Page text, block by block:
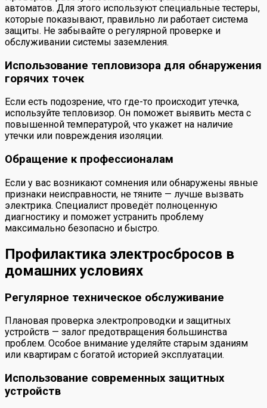
автоматов. Для этого используют специальные тестеры,
которые показывают, правильно ли работает система
защиты. Не забывайте о регулярной проверке и
обслуживании системы заземления.
Использование тепловизора для обнаружения
горячих точек
Если есть подозрение, что где-то происходит утечка,
используйте тепловизор. Он поможет выявить места с
повышенной температурой, что укажет на наличие
утечки или повреждения изоляции.
Обращение к профессионалам
Если у вас возникают сомнения или обнаружены явные
признаки неисправности, не тяните — лучше вызвать
электрика. Специалист проведёт полноценную
диагностику и поможет устранить проблему
максимально безопасно и быстро.
Профилактика электросбросов в
домашних условиях
Регулярное техническое обслуживание
Плановая проверка электропроводки и защитных
устройств — залог предотвращения большинства
проблем. Особое внимание уделяйте старым зданиям
или квартирам с богатой историей эксплуатации.
Использование современных защитных
устройств